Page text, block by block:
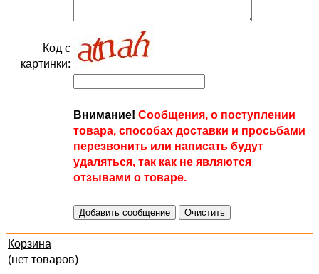
Код с
картинки:
Внимание! Сообщения, о поступлении
товара, способах доставки и просьбами
перезвонить или написать будут
удаляться, так как не являются
отзывами о товаре.
Корзина
(нет товаров)